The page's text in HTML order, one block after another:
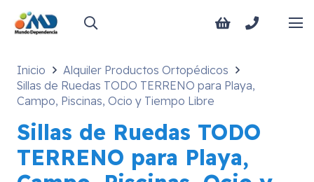
Inicio
Alquiler Productos Ortopédicos
Sillas de Ruedas TODO TERRENO para Playa,
Campo, Piscinas, Ocio y Tiempo Libre
Sillas de Ruedas TODO
TERRENO para Playa,